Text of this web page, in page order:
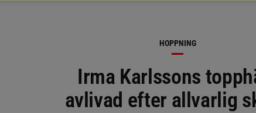
HOPPNING
Irma Karlssons
avlivad efter allvarlig